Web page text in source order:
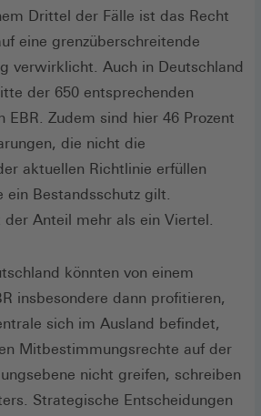
Drittel der Fälle ist das Recht
eine grenzüberschreitende
verwirklicht. Auch in Deutschland
der 650 entsprechenden
EBR. Zudem sind hier 46 Prozent
die nicht die
aktuellen Richtlinie erfüllen
Bestandsschutz gilt.
Anteil mehr als ein Viertel.
könnten von einem
insbesondere dann profitieren,
sich im Ausland befindet,
Mitbestimmungsrechte auf der
nicht greifen, schreiben
Strategische Entscheidungen